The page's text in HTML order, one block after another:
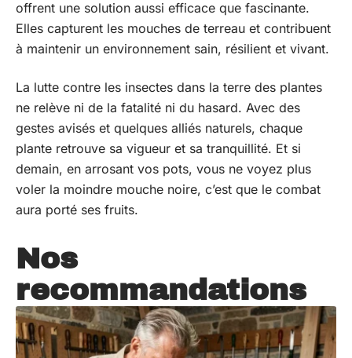
offrent une solution aussi efficace que fascinante.
Elles capturent les mouches de terreau et contribuent
à maintenir un environnement sain, résilient et vivant.
La lutte contre les insectes dans la terre des plantes
ne relève ni de la fatalité ni du hasard. Avec des
gestes avisés et quelques alliés naturels, chaque
plante retrouve sa vigueur et sa tranquillité. Et si
demain, en arrosant vos pots, vous ne voyez plus
voler la moindre mouche noire, c’est que le combat
aura porté ses fruits.
Nos
recommandations